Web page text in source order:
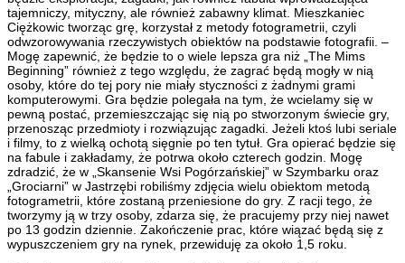
tajemniczy, mityczny, ale również zabawny klimat. Mieszkaniec
Ciężkowic tworząc grę, korzystał z metody fotogrametrii, czyli
odwzorowywania rzeczywistych obiektów na podstawie fotografii. –
Mogę zapewnić, że będzie to o wiele lepsza gra niż „The Mims
Beginning” również z tego względu, że zagrać będą mogły w nią
osoby, które do tej pory nie miały styczności z żadnymi grami
komputerowymi. Gra będzie polegała na tym, że wcielamy się w
pewną postać, przemieszczając się nią po stworzonym świecie gry,
przenosząc przedmioty i rozwiązując zagadki. Jeżeli ktoś lubi seriale
i filmy, to z wielką ochotą sięgnie po ten tytuł. Gra opierać będzie się
na fabule i zakładamy, że potrwa około czterech godzin. Mogę
zdradzić, że w „Skansenie Wsi Pogórzańskiej” w Szymbarku oraz
„Grociarni” w Jastrzębi robiliśmy zdjęcia wielu obiektom metodą
fotogrametrii, które zostaną przeniesione do gry. Z racji tego, że
tworzymy ją w trzy osoby, zdarza się, że pracujemy przy niej nawet
po 13 godzin dziennie. Zakończenie prac, które wiązać będą się z
wypuszczeniem gry na rynek, przewiduję za około 1,5 roku.